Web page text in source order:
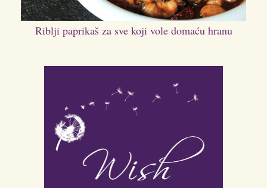
Riblji paprikaš za sve koji vole domaću hranu